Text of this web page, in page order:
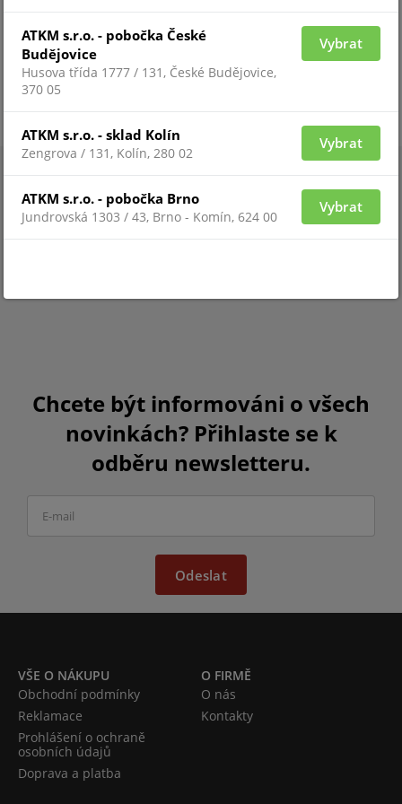
řady NR.
Zobrazit více
Chcete být informováni o všech
novinkách? Přihlaste se k
odběru newsletteru.
Odeslat
VŠE O NÁKUPU
Obchodní podmínky
Reklamace
Prohlášení o ochraně
osobních údajů
Doprava a platba
O FIRMĚ
O nás
Kontakty
ATKM s.r.o. - pobočka České
Budějovice
Husova třída 1777 / 131, České Budějovice,
370 05
Vybrat
ATKM s.r.o. - sklad Kolín
Zengrova / 131, Kolín, 280 02
Vybrat
ATKM s.r.o. - pobočka Brno
Jundrovská 1303 / 43, Brno - Komín, 624 00
Vybrat